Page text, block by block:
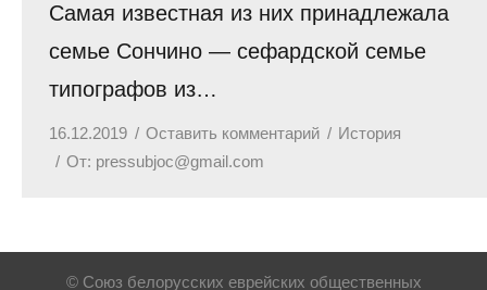
Самая известная из них принадлежала
семье Сончино — сефардской семье
типографов из…
16.12.2019 Оставить комментарий
История
От: pressubjoc@gmail.com
© Союз белорусских еврейских общественных